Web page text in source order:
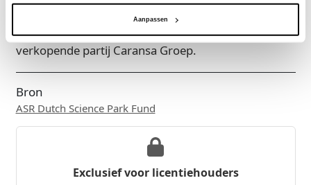
Aanpassen
Park Fund bij deze transactie vertegenwoordigd
door Cushman & Wakefield. CBRE adviseerde de
verkopende partij Caransa Groep.
Bron
ASR Dutch Science Park Fund
Exclusief voor licentiehouders